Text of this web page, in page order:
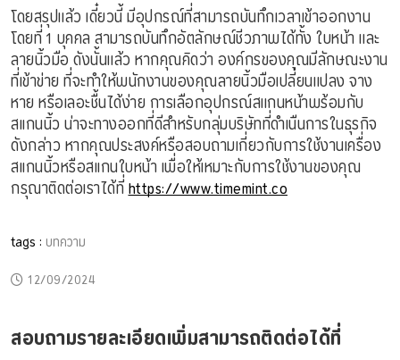
โดยสรุปแล้ว เดี๋ยวนี้ มีอุปกรณ์ที่สามารถบันทึกเวลาเข้าออกงาน
โดยที่ 1 บุคคล สามารถบันทึกอัตลักษณ์ชีวภาพได้ทั้ง ใบหน้า และ
ลายนิ้วมือ ดังนั้นแล้ว หากคุณคิดว่า องค์กรของคุณมีลักษณะงาน
ที่เข้าข่าย ที่จะทำให้พนักงานของคุณลายนิ้วมือเปลี่ยนแปลง จาง
หาย หรือเลอะชื้นได้ง่าย การเลือกอุปกรณ์สเเกนหน้าพร้อมกับ
สเเกนนิ้ว น่าจะทางออกที่ดีสำหรับกลุ่มบริษัทที่ดำเนืนการในธุรกิจ
ดังกล่าว หากคุณประสงค์หรือสอบถามเกี่ยวกับการใช้งานเครื่อง
สเเกนนิ้วหรือสเเกนใบหน้า เพื่อให้เหมาะกับการใช้งานของคุณ
กรุณาติดต่อเราได้ที่https://www.timemint.co
tags : บทความ
12/09/2024
สอบถามรายละเอียดเพิ่มสามารถติดต่อได้ที่